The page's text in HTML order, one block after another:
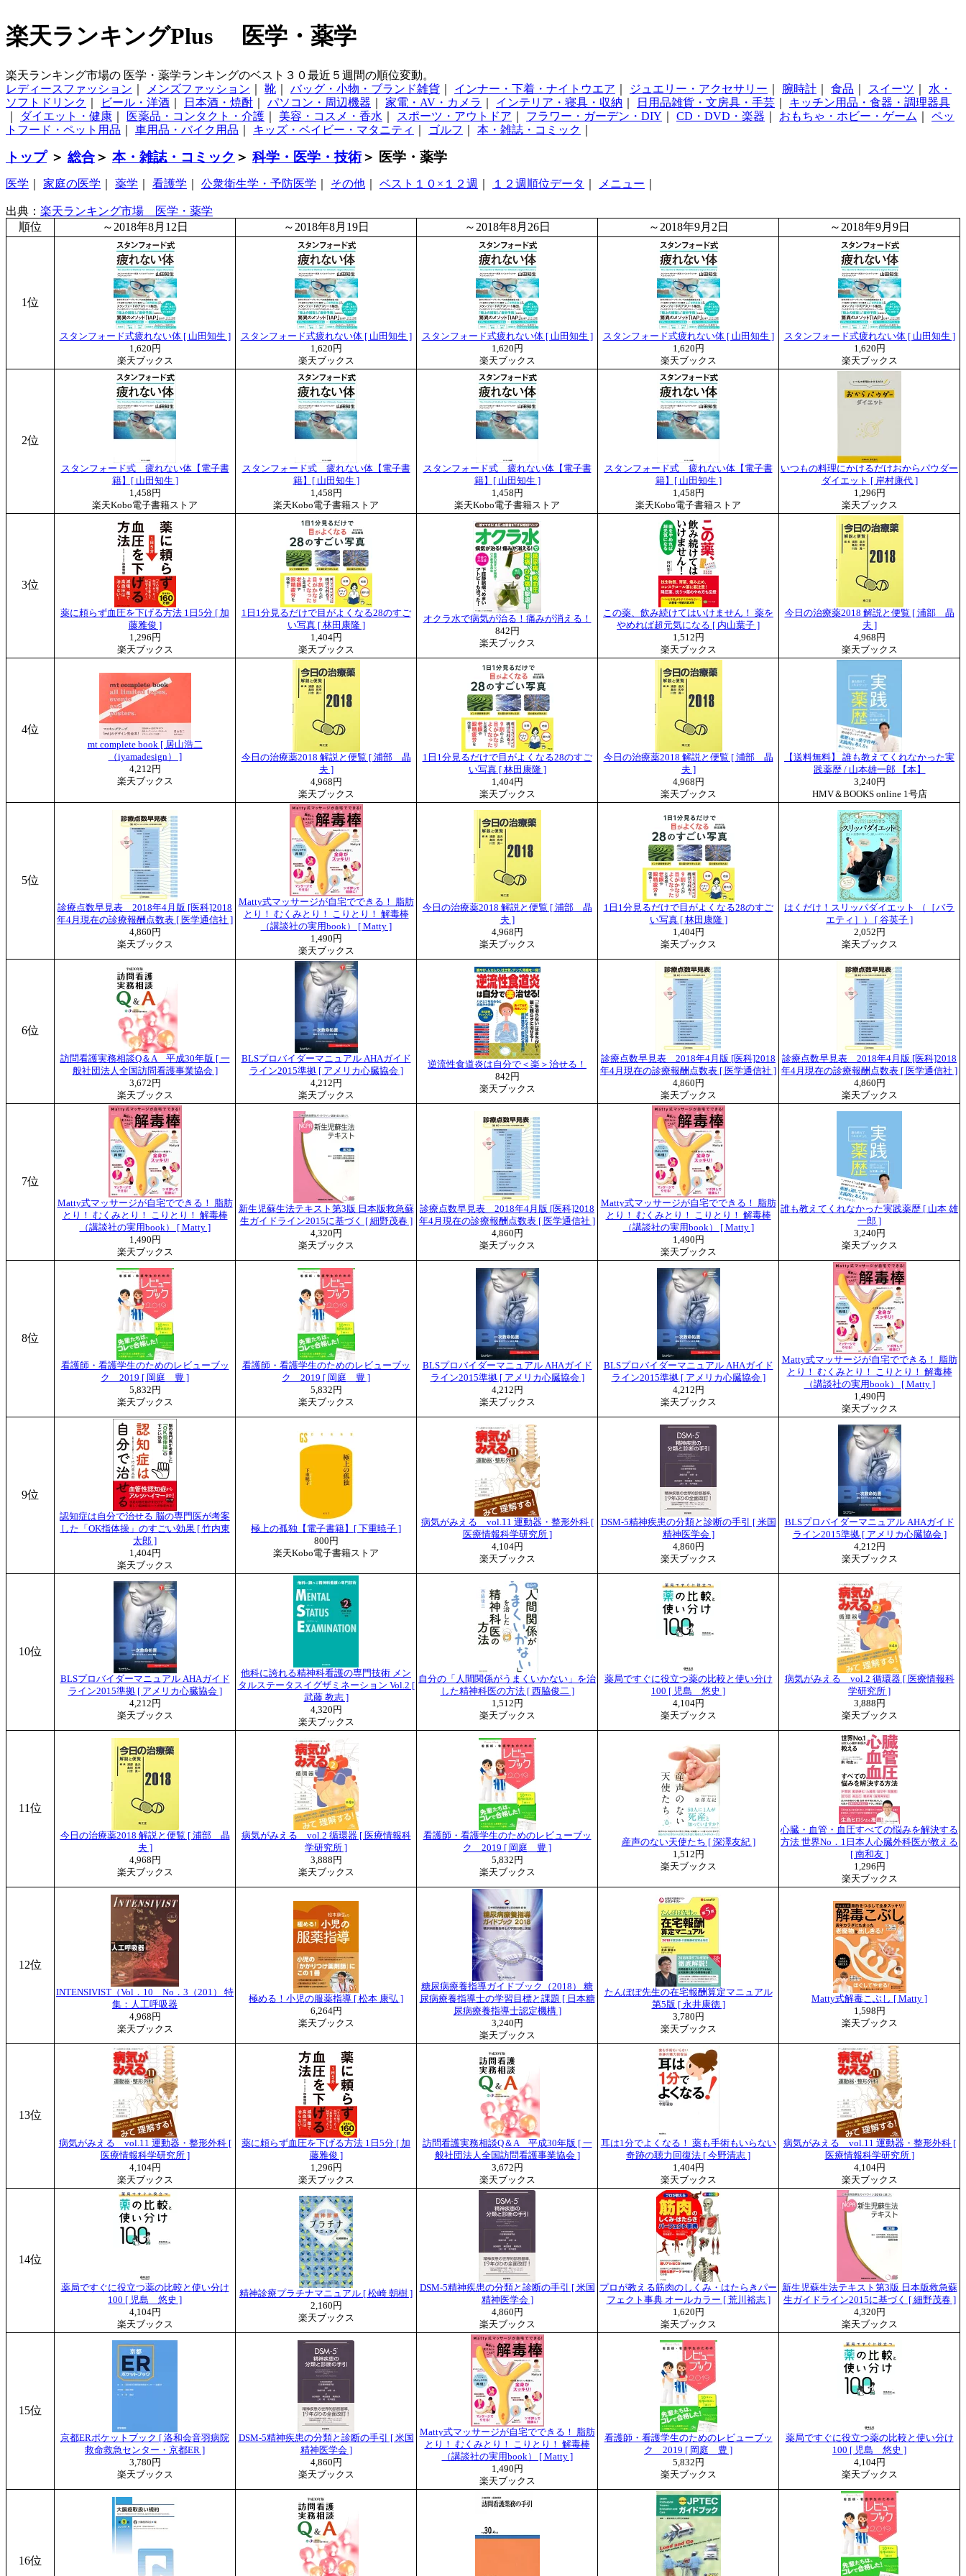
楽天ランキングPlus 医学・薬学
楽天ランキング市場の 医学・薬学ランキングのベスト３０最近５週間の順位変動。
レディースファッション
メンズファッション 靴 バッグ・小物・ブランド雑貨 インナー・下着・ナイトウエア ジュエリー・アクセサリー 腕時計 食品 スイーツ
水・
ソフトドリンク
ビール・洋酒 日本酒・焼酎 パソコン・周辺機器 家電・AV・カメラ インテリア・寝具・収納 日用品雑貨・文房具・手芸
キッチン用品・食器・調理器具
ダイエット・健康 医薬品・コンタクト・介護 美容・コスメ・香水 スポーツ・アウトドア フラワー・ガーデン・DIY CD・DVD・楽器 おもちゃ・ホビー・ゲーム
ペッ
トフード・ペット用品
車用品・バイク用品 キッズ・ベイビー・マタニティ ゴルフ 本・雑誌・コミック
トップ＞ 総合＞ 本・雑誌・コミック ＞ 科学・医学・技術＞ 医学・薬学
医学 家庭の医学 薬学 看護学 公衆衛生学・予防医学 その他 ベスト１０×１２週 １２週順位データ メニュー
出典： 楽天ランキング市場 医学・薬学
順位
～2018年8月12日 ～2018年8月19日 ～2018年8月26日 ～2018年9月2日 ～2018年9月9日
1位
スタンフォード式疲れない体 [ 山田知生 ]
1,620円
楽天ブックス
スタンフォード式疲れない体 [ 山田知生 ]
1,620円
楽天ブックス
スタンフォード式疲れない体 [ 山田知生 ]
1,620円
楽天ブックス
スタンフォード式疲れない体 [ 山田知生 ]
1,620円
楽天ブックス
スタンフォード式疲れない体 [ 山田知生 ]
1,620円
楽天ブックス
2位
スタンフォード式 疲れない体【電子書
籍】[ 山田知生 ]
1,458円
楽天Kobo電子書籍ストア
スタンフォード式 疲れない体【電子書
籍】[ 山田知生 ]
1,458円
楽天Kobo電子書籍ストア
スタンフォード式 疲れない体【電子書
籍】[ 山田知生 ]
1,458円
楽天Kobo電子書籍ストア
スタンフォード式 疲れない体【電子書
籍】[ 山田知生 ]
1,458円
楽天Kobo電子書籍ストア
いつもの料理にかけるだけおからパウダー
ダイエット [ 岸村康代 ]
1,296円
楽天ブックス
3位
薬に頼らず血圧を下げる方法 1日5分 [ 加
藤雅俊 ]
1,296円
楽天ブックス
1日1分見るだけで目がよくなる28のすご
い写真 [ 林田康隆 ]
1,404円
楽天ブックス
オクラ水で病気が治る！痛みが消える！
842円
楽天ブックス
この薬、飲み続けてはいけません！ 薬を
やめれば超元気になる [ 内山葉子 ]
1,512円
楽天ブックス
今日の治療薬2018 解説と便覧 [ 浦部 晶
夫 ]
4,968円
楽天ブックス
4位
mt complete book [ 居山浩二
（iyamadesign） ]
4,212円
楽天ブックス
今日の治療薬2018 解説と便覧 [ 浦部 晶
夫 ]
4,968円
楽天ブックス
1日1分見るだけで目がよくなる28のすご
い写真 [ 林田康隆 ]
1,404円
楽天ブックス
今日の治療薬2018 解説と便覧 [ 浦部 晶
夫 ]
4,968円
楽天ブックス
【送料無料】 誰も教えてくれなかった実
践薬歴 / 山本雄一郎 【本】
3,240円
HMV＆BOOKS online 1号店
5位
診療点数早見表 2018年4月版 [医科]2018
年4月現在の診療報酬点数表 [ 医学通信社 ]
4,860円
楽天ブックス
Matty式マッサージが自宅でできる！ 脂肪
とり！ むくみとり！ こりとり！ 解毒棒
（講談社の実用book） [ Matty ]
1,490円
楽天ブックス
今日の治療薬2018 解説と便覧 [ 浦部 晶
夫 ]
4,968円
楽天ブックス
1日1分見るだけで目がよくなる28のすご
い写真 [ 林田康隆 ]
1,404円
楽天ブックス
はくだけ！スリッパダイエット （［バラ
エティ］） [ 谷英子 ]
2,052円
楽天ブックス
6位
訪問看護実務相談Q＆A 平成30年版 [ 一
般社団法人全国訪問看護事業協会 ]
3,672円
楽天ブックス
BLSプロバイダーマニュアル AHAガイド
ライン2015準拠 [ アメリカ心臓協会 ]
4,212円
楽天ブックス
逆流性食道炎は自分で＜楽＞治せる！
842円
楽天ブックス
診療点数早見表 2018年4月版 [医科]2018
年4月現在の診療報酬点数表 [ 医学通信社 ]
4,860円
楽天ブックス
診療点数早見表 2018年4月版 [医科]2018
年4月現在の診療報酬点数表 [ 医学通信社 ]
4,860円
楽天ブックス
7位
Matty式マッサージが自宅でできる！ 脂肪
とり！ むくみとり！ こりとり！ 解毒棒
（講談社の実用book） [ Matty ]
1,490円
楽天ブックス
新生児蘇生法テキスト第3版 日本版救急蘇
生ガイドライン2015に基づく [ 細野茂春 ]
4,320円
楽天ブックス
診療点数早見表 2018年4月版 [医科]2018
年4月現在の診療報酬点数表 [ 医学通信社 ]
4,860円
楽天ブックス
Matty式マッサージが自宅でできる！ 脂肪
とり！ むくみとり！ こりとり！ 解毒棒
（講談社の実用book） [ Matty ]
1,490円
楽天ブックス
誰も教えてくれなかった実践薬歴 [ 山本 雄
一郎 ]
3,240円
楽天ブックス
8位
看護師・看護学生のためのレビューブッ
ク 2019 [ 岡庭 豊 ]
5,832円
楽天ブックス
看護師・看護学生のためのレビューブッ
ク 2019 [ 岡庭 豊 ]
5,832円
楽天ブックス
BLSプロバイダーマニュアル AHAガイド
ライン2015準拠 [ アメリカ心臓協会 ]
4,212円
楽天ブックス
BLSプロバイダーマニュアル AHAガイド
ライン2015準拠 [ アメリカ心臓協会 ]
4,212円
楽天ブックス
Matty式マッサージが自宅でできる！ 脂肪
とり！ むくみとり！ こりとり！ 解毒棒
（講談社の実用book） [ Matty ]
1,490円
楽天ブックス
9位
認知症は自分で治せる 脳の専門医が考案
した「OK指体操」のすごい効果 [ 竹内東
太郎 ]
1,404円
楽天ブックス
極上の孤独【電子書籍】[ 下重暁子 ]
800円
楽天Kobo電子書籍ストア
病気がみえる vol.11 運動器・整形外科 [
医療情報科学研究所 ]
4,104円
楽天ブックス
DSM-5精神疾患の分類と診断の手引 [ 米国
精神医学会 ]
4,860円
楽天ブックス
BLSプロバイダーマニュアル AHAガイド
ライン2015準拠 [ アメリカ心臓協会 ]
4,212円
楽天ブックス
10位
BLSプロバイダーマニュアル AHAガイド
ライン2015準拠 [ アメリカ心臓協会 ]
4,212円
楽天ブックス
他科に誇れる精神科看護の専門技術 メン
タルステータスイグザミネーション Vol.2 [
武藤 教志 ]
4,320円
楽天ブックス
自分の「人間関係がうまくいかない」を治
した精神科医の方法 [ 西脇俊二 ]
1,512円
楽天ブックス
薬局ですぐに役立つ薬の比較と使い分け
100 [ 児島 悠史 ]
4,104円
楽天ブックス
病気がみえる vol.2 循環器 [ 医療情報科
学研究所 ]
3,888円
楽天ブックス
11位
今日の治療薬2018 解説と便覧 [ 浦部 晶
夫 ]
4,968円
楽天ブックス
病気がみえる vol.2 循環器 [ 医療情報科
学研究所 ]
3,888円
楽天ブックス
看護師・看護学生のためのレビューブッ
ク 2019 [ 岡庭 豊 ]
5,832円
楽天ブックス
産声のない天使たち [ 深澤友紀 ]
1,512円
楽天ブックス
心臓・血管・血圧すべての悩みを解決する
方法 世界No．1日本人心臓外科医が教える
[ 南和友 ]
1,296円
楽天ブックス
12位
INTENSIVIST（Vol．10 No．3（201） 特
集：人工呼吸器
4,968円
楽天ブックス
極める！小児の服薬指導 [ 松本 康弘 ]
6,264円
楽天ブックス
糖尿病療養指導ガイドブック（2018） 糖
尿病療養指導士の学習目標と課題 [ 日本糖
尿病療養指導士認定機構 ]
3,240円
楽天ブックス
たんぽぽ先生の在宅報酬算定マニュアル
第5版 [ 永井康徳 ]
3,780円
楽天ブックス
Matty式解毒こぶし [ Matty ]
1,598円
楽天ブックス
13位
病気がみえる vol.11 運動器・整形外科 [
医療情報科学研究所 ]
4,104円
楽天ブックス
薬に頼らず血圧を下げる方法 1日5分 [ 加
藤雅俊 ]
1,296円
楽天ブックス
訪問看護実務相談Q＆A 平成30年版 [ 一
般社団法人全国訪問看護事業協会 ]
3,672円
楽天ブックス
耳は1分でよくなる！ 薬も手術もいらない
奇跡の聴力回復法 [ 今野清志 ]
1,404円
楽天ブックス
病気がみえる vol.11 運動器・整形外科 [
医療情報科学研究所 ]
4,104円
楽天ブックス
14位
薬局ですぐに役立つ薬の比較と使い分け
100 [ 児島 悠史 ]
4,104円
楽天ブックス
精神診療プラチナマニュアル [ 松崎 朝樹 ]
2,160円
楽天ブックス
DSM-5精神疾患の分類と診断の手引 [ 米国
精神医学会 ]
4,860円
楽天ブックス
プロが教える筋肉のしくみ・はたらきパー
フェクト事典 オールカラー [ 荒川裕志 ]
1,620円
楽天ブックス
新生児蘇生法テキスト第3版 日本版救急蘇
生ガイドライン2015に基づく [ 細野茂春 ]
4,320円
楽天ブックス
15位
京都ERポケットブック [ 洛和会音羽病院
救命救急センター・京都ER ]
3,780円
楽天ブックス
DSM-5精神疾患の分類と診断の手引 [ 米国
精神医学会 ]
4,860円
楽天ブックス
Matty式マッサージが自宅でできる！ 脂肪
とり！ むくみとり！ こりとり！ 解毒棒
（講談社の実用book） [ Matty ]
1,490円
楽天ブックス
看護師・看護学生のためのレビューブッ
ク 2019 [ 岡庭 豊 ]
5,832円
楽天ブックス
薬局ですぐに役立つ薬の比較と使い分け
100 [ 児島 悠史 ]
4,104円
楽天ブックス
16位